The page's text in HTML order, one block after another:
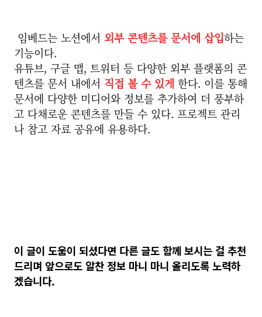
임베드는 노션에서 외부 콘텐츠를 문서에 삽입하는
기능이다.
유튜브, 구글 맵, 트위터 등 다양한 외부 플랫폼의 콘
텐츠를 문서 내에서 직접 볼 수 있게 한다. 이를 통해
문서에 다양한 미디어와 정보를 추가하여 더 풍부하
고 다채로운 콘텐츠를 만들 수 있다. 프로젝트 관리
나 참고 자료 공유에 유용하다.
이 글이 도움이 되셨다면 다른 글도 함께 보시는 걸 추천
드리며 앞으로도 알찬 정보 마니 마니 올리도록 노력하
겠습니다.